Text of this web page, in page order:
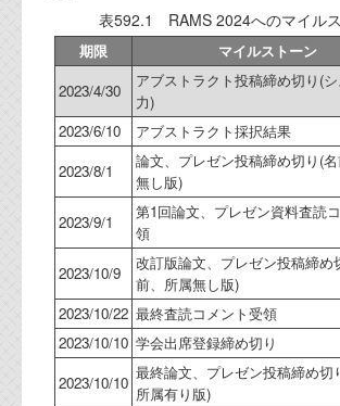
表592.1 RAMS 2024へのマイル
期限 マイルストーン
2023/4/30
アブストラクト投稿締め切り(
力)
2023/6/10
アブストラクト採択結果
2023/8/1
論文、プレゼン投稿締め切り(
無し版)
2023/9/1
第1回論文、プレゼン資料査読
領
2023/10/9
改訂版論文、プレゼン投稿締め
前、所属無し版)
2023/10/22 最終査読コメント受領
2023/10/10 学会出席登録締め切り
2023/10/10
最終論文、プレゼン投稿締め切
所属有り版)